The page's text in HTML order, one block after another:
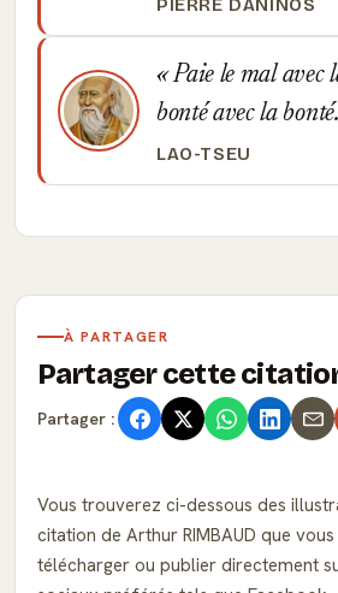
PIERRE DANINOS
Paie le mal avec
bonté avec la
LAO-TSEU
À PARTAGER
Partager cette
Partager :
Vous trouverez ci-dessous des
citation de Arthur RIMBAUD que
télécharger ou publier directement